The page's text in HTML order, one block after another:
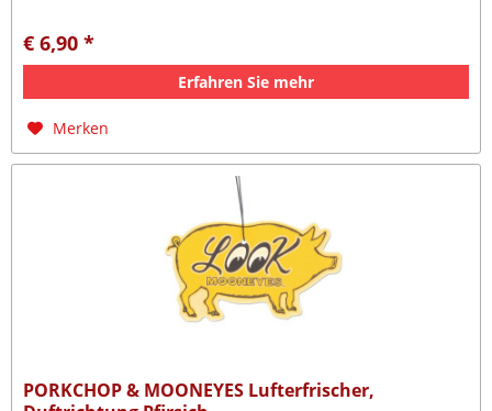
€ 6,90 *
Erfahren Sie mehr
Merken
PORKCHOP & MOONEYES Lufterfrischer,